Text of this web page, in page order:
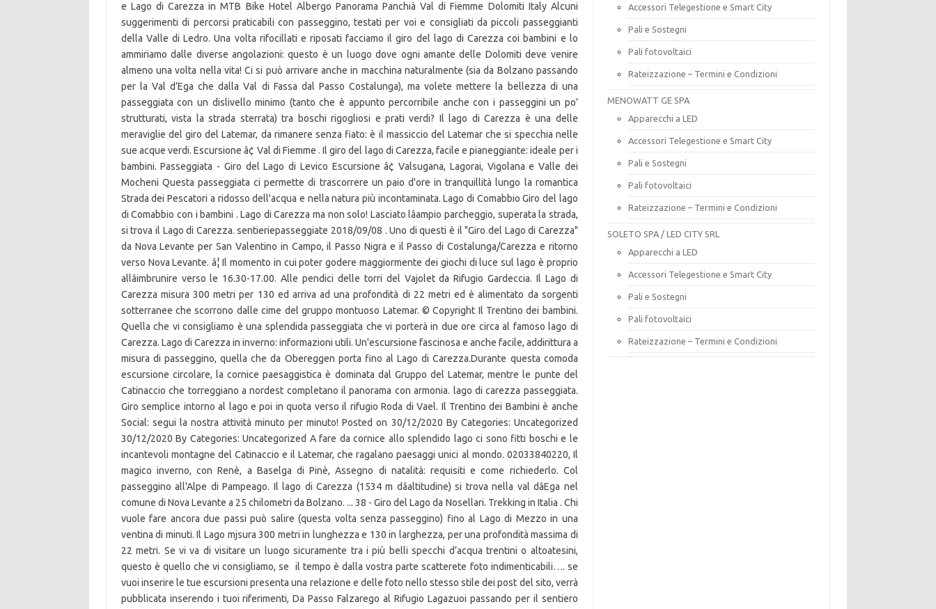
Accessori Telegestione e Smart City
Pali e Sostegni
Pali fotovoltaici
Rateizzazione – Termini e Condizioni
MENOWATT GE SPA
Apparecchi a LED
Accessori Telegestione e Smart City
Pali e Sostegni
Pali fotovoltaici
Rateizzazione – Termini e Condizioni
SOLETO SPA / LED CITY SRL
Apparecchi a LED
Accessori Telegestione e Smart City
Pali e Sostegni
Pali fotovoltaici
Rateizzazione – Termini e Condizioni